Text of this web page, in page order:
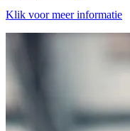
Klik voor meer informatie